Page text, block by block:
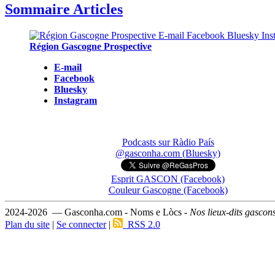
Sommaire Articles
Région Gascogne Prospective
E-mail
Facebook
Bluesky
Instagram
Podcasts sur Ràdio País
@gasconha.com (Bluesky)
Esprit GASCON (Facebook)
Couleur Gascogne (Facebook)
2024-2026 — Gasconha.com - Noms e Lòcs - Nos lieux-dits
Plan du site | Se connecter| RSS 2.0